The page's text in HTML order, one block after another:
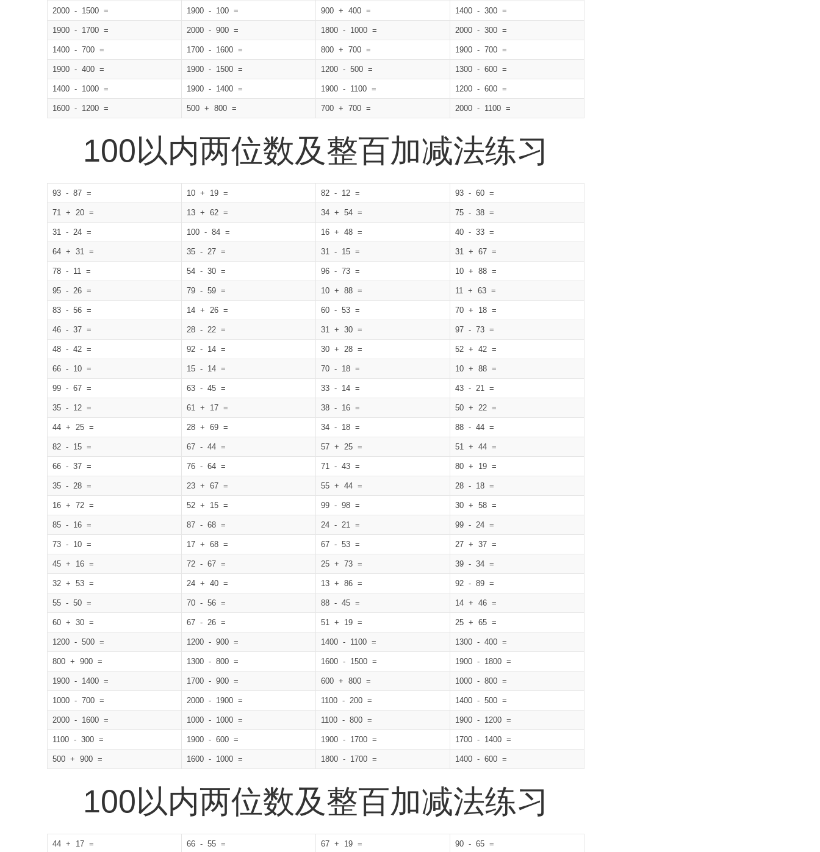
2000 - 1500 = 1900 - 100 = 900 + 400 = 1400 - 300 =
1900 - 1700 = 2000 - 900 = 1800 - 1000 = 2000 - 300 =
1400 - 700 = 1700 - 1600 = 800 + 700 = 1900 - 700 =
1900 - 400 = 1900 - 1500 = 1200 - 500 = 1300 - 600 =
1400 - 1000 = 1900 - 1400 = 1900 - 1100 = 1200 - 600 =
1600 - 1200 = 500 + 800 = 700 + 700 = 2000 - 1100 =
100以内两位数及整百加减法练习
93 - 87 = 10 + 19 = 82 - 12 = 93 - 60 =
71 + 20 = 13 + 62 = 34 + 54 = 75 - 38 =
31 - 24 = 100 - 84 = 16 + 48 = 40 - 33 =
64 + 31 = 35 - 27 = 31 - 15 = 31 + 67 =
78 - 11 = 54 - 30 = 96 - 73 = 10 + 88 =
95 - 26 = 79 - 59 = 10 + 88 = 11 + 63 =
83 - 56 = 14 + 26 = 60 - 53 = 70 + 18 =
46 - 37 = 28 - 22 = 31 + 30 = 97 - 73 =
48 - 42 = 92 - 14 = 30 + 28 = 52 + 42 =
66 - 10 = 15 - 14 = 70 - 18 = 10 + 88 =
99 - 67 = 63 - 45 = 33 - 14 = 43 - 21 =
35 - 12 = 61 + 17 = 38 - 16 = 50 + 22 =
44 + 25 = 28 + 69 = 34 - 18 = 88 - 44 =
82 - 15 = 67 - 44 = 57 + 25 = 51 + 44 =
66 - 37 = 76 - 64 = 71 - 43 = 80 + 19 =
35 - 28 = 23 + 67 = 55 + 44 = 28 - 18 =
16 + 72 = 52 + 15 = 99 - 98 = 30 + 58 =
85 - 16 = 87 - 68 = 24 - 21 = 99 - 24 =
73 - 10 = 17 + 68 = 67 - 53 = 27 + 37 =
45 + 16 = 72 - 67 = 25 + 73 = 39 - 34 =
32 + 53 = 24 + 40 = 13 + 86 = 92 - 89 =
55 - 50 = 70 - 56 = 88 - 45 = 14 + 46 =
60 + 30 = 67 - 26 = 51 + 19 = 25 + 65 =
1200 - 500 = 1200 - 900 = 1400 - 1100 = 1300 - 400 =
800 + 900 = 1300 - 800 = 1600 - 1500 = 1900 - 1800 =
1900 - 1400 = 1700 - 900 = 600 + 800 = 1000 - 800 =
1000 - 700 = 2000 - 1900 = 1100 - 200 = 1400 - 500 =
2000 - 1600 = 1000 - 1000 = 1100 - 800 = 1900 - 1200 =
1100 - 300 = 1900 - 600 = 1900 - 1700 = 1700 - 1400 =
500 + 900 = 1600 - 1000 = 1800 - 1700 = 1400 - 600 =
100以内两位数及整百加减法练习
44 + 17 = 66 - 55 = 67 + 19 = 90 - 65 =